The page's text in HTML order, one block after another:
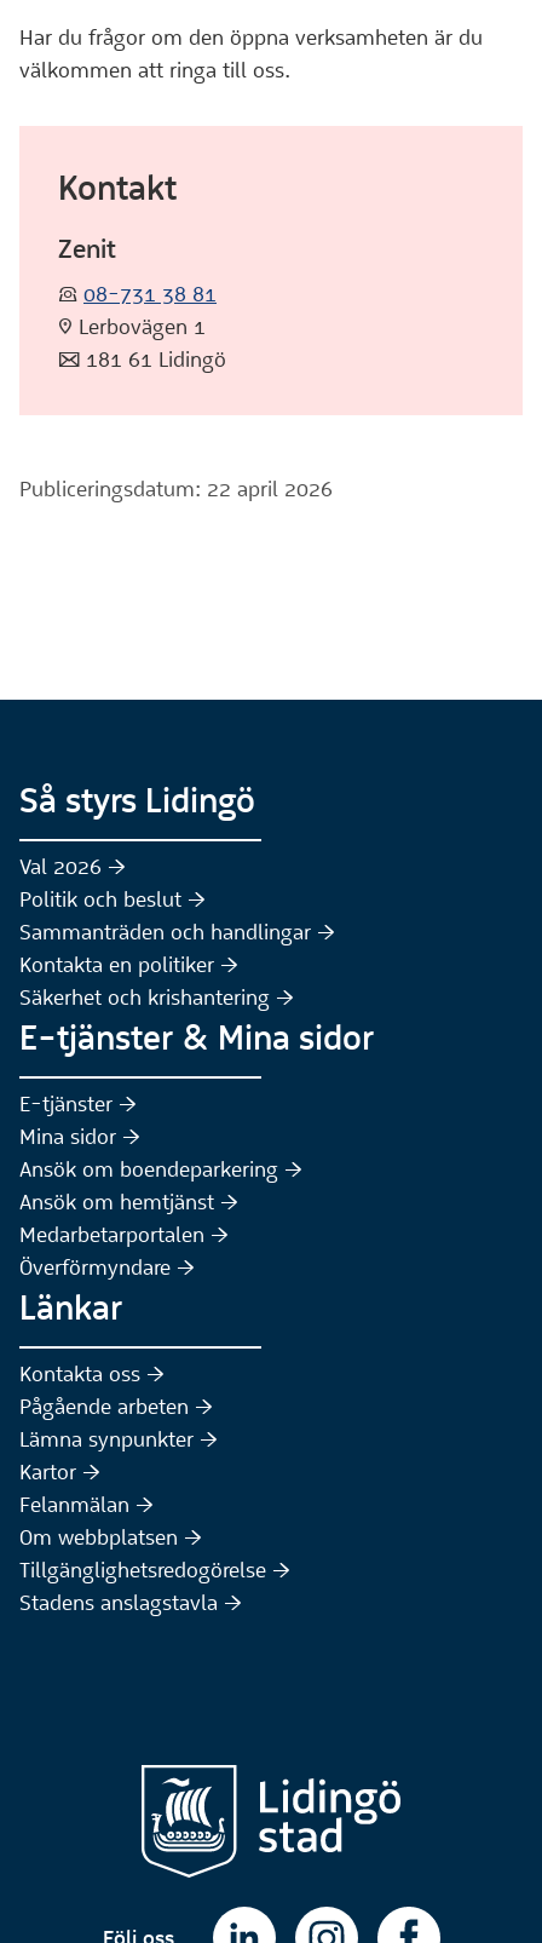
Har du frågor om den öppna verksamheten är du
välkommen att ringa till oss.
Kontakt
Zenit
:telefon: 08-731 38 81
:pin: Lerbovägen 1
:post: 181 61 Lidingö
Publiceringsdatum: 22 april 2026
Så styrs Lidingö
Val 2026 :höger:
Politik och beslut :höger:
Sammanträden och handlingar :höger:
Kontakta en politiker :höger:
Säkerhet och krishantering :höger:
E-tjänster & Mina sidor
E-tjänster :höger:
Mina sidor :höger:
Ansök om boendeparkering :höger:
Ansök om hemtjänst :höger:
Medarbetarportalen :höger:
Överförmyndare :höger:
Länkar
Kontakta oss :höger:
Pågående arbeten :höger:
Lämna synpunkter :höger:
Kartor :höger:
Felanmälan :höger:
Om webbplatsen :höger:
Tillgänglighetsredogörelse :höger:
Stadens anslagstavla :höger: